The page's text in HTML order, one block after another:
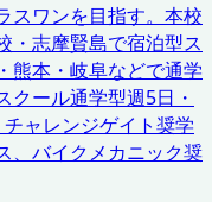
スワンを目指す。本校
・志摩賢島で宿泊型ス
熊本・岐阜などで通学
クール通学型週5日・
ャレンジゲイト奨学
、バイクメカニック奨